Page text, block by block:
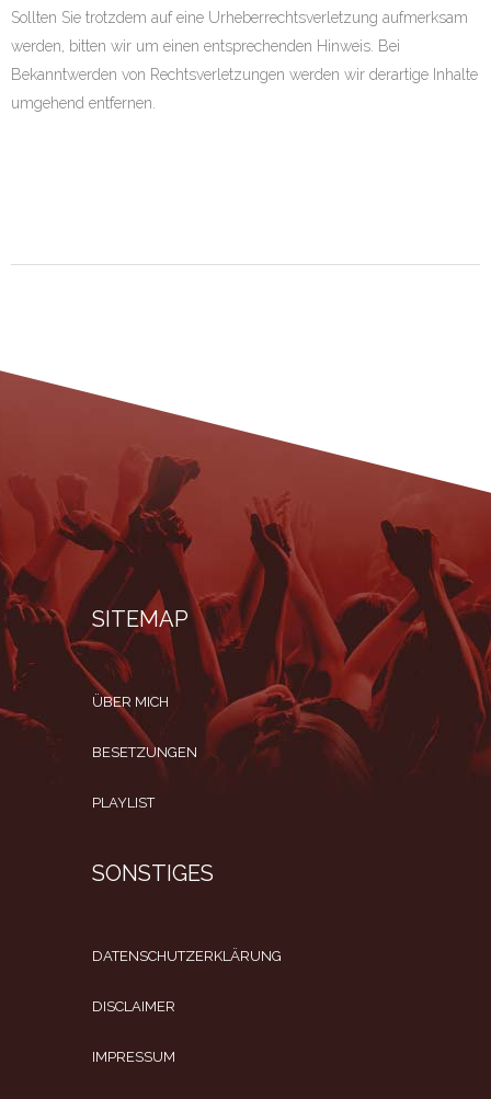
Sollten Sie trotzdem auf eine Urheberrechtsverletzung aufmerksam
werden, bitten wir um einen entsprechenden Hinweis. Bei
Bekanntwerden von Rechtsverletzungen werden wir derartige Inhalte
umgehend entfernen.
SITEMAP
ÜBER MICH
BESETZUNGEN
PLAYLIST
SONSTIGES
DATENSCHUTZERKLÄRUNG
DISCLAIMER
IMPRESSUM